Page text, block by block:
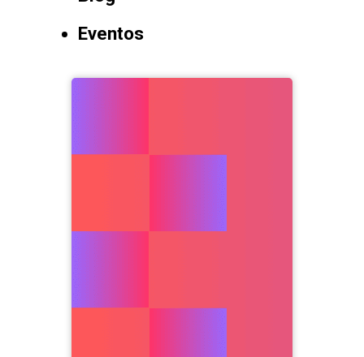
Eventos